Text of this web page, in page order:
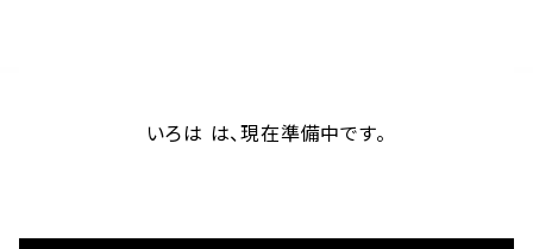
いろは は、現在準備中です。